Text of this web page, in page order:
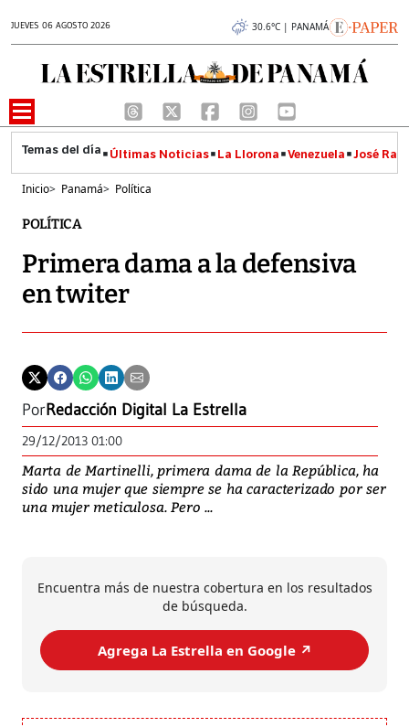
JUEVES 06 AGOSTO 2026 30.6°C | PANAMÁ
Últimas Noticias La Llorona Venezuela José
Inicio> Panamá> Política
POLÍTICA
Primera dama a la defensiva
en twiter
PorRedacción Digital La Estrella
29/12/2013 01:00
Marta de Martinelli, primera dama de la República, ha
sido una mujer que siempre se ha caracterizado por ser
una mujer meticulosa. Pero ...
Encuentra más de nuestra cobertura en los resultados
de búsqueda.
Agrega La Estrella en Google ↗️